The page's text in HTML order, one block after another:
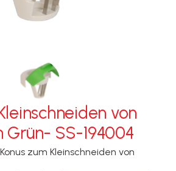
von
Grün- SS-194004
zum Kleinschneiden von